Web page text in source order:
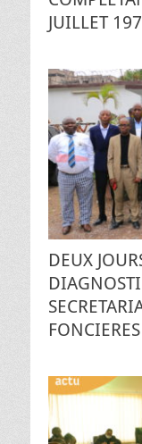
JUILLET
DEUX
FONCIERES